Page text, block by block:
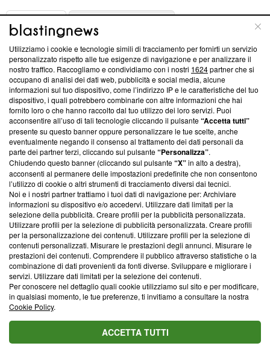
ABOUT
Questa sezione offre informazioni trasparenti su Blasting
News, sui nostri processi editoriali e su come ci impegniamo a
creare news di qualità. Inoltre, afferma la nostra aderenza a
‘Trust Project - News with Integrity’Blasting News non è
ancora membro del programma, ma ha richiesto di farne
parte; Trust Project non ha ancora effettuato una verifica di
conformità agli standard.
Su di noi
Team editoriale
Corporate
Redazione
Informativa Privacy
Cookie Policy
Blasting SA, IDI CHE-247.845.224, Via Carlo Frasca, 3 - 6900
Lugano (Svizzera) Tel:+39 0690258937
© 2026 Blasting News
Utilizziamo i cookie e tecnologie simili di tracciamento per fornirti un servizio
personalizzato rispetto alle tue esigenze di navigazione e per analizzare il
nostro traffico. Raccogliamo e condividiamo con i nostri 1624partner che si
occupano di analisi dei dati web, pubblicità e social media, alcune
informazioni sul tuo dispositivo, come l’indirizzo IP e le caratteristiche del tuo
dispositivo, i quali potrebbero combinarle con altre informazioni che hai
fornito loro o che hanno raccolto dal tuo utilizzo dei loro servizi. Puoi
acconsentire all’uso di tali tecnologie cliccando il pulsante“Accetta tutti”
presente su questo banner oppure personalizzare le tue scelte, anche
eventualmente negando il consenso al trattamento dei dati personali da
parte dei partner terzi, cliccando sul pulsante“Personalizza”.
Chiudendo questo banner (cliccando sul pulsante“X”in alto a destra),
acconsenti al permanere delle impostazioni predefinite che non consentono
l’utilizzo di cookie o altri strumenti di tracciamento diversi dai tecnici.
Noi e i nostri partner trattiamo i tuoi dati di navigazione per: Archiviare
informazioni su dispositivo e/o accedervi. Utilizzare dati limitati per la
selezione della pubblicità. Creare profili per la pubblicità personalizzata.
Utilizzare profili per la selezione di pubblicità personalizzata. Creare profili
per la personalizzazione dei contenuti. Utilizzare profili per la selezione di
contenuti personalizzati. Misurare le prestazioni degli annunci. Misurare le
prestazioni dei contenuti. Comprendere il pubblico attraverso statistiche o la
combinazione di dati provenienti da fonti diverse. Sviluppare e migliorare i
servizi. Utilizzare dati limitati per la selezione dei contenuti.
Per conoscere nel dettaglio quali cookie utilizziamo sul sito e per modificare,
in qualsiasi momento, le tue preferenze, ti invitiamo a consultare la nostra
Cookie Policy.
ACCETTA TUTTI